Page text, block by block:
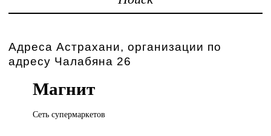
Адреса Астрахани, организации по
адресу Чалабяна 26
Магнит
Сеть супермаркетов